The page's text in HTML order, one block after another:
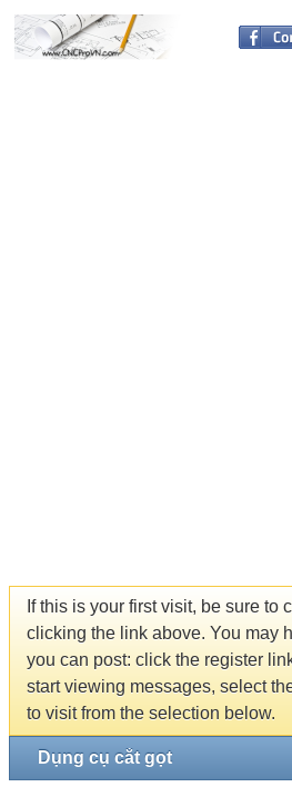
If this is your first visit, be sure to
clicking the link above. You may
you can post: click the register
start viewing messages, select
to visit from the selection below.
Dụng cụ cắt gọt